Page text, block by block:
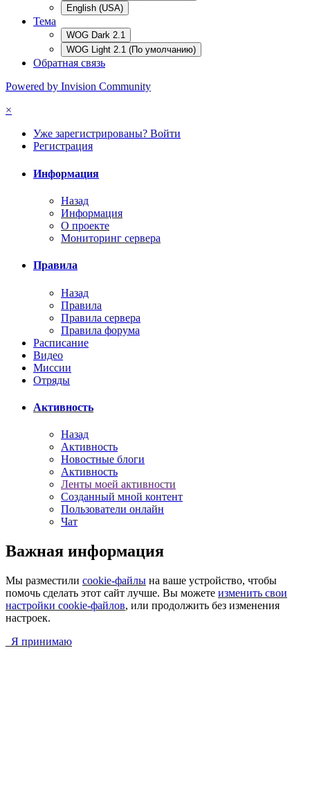
English (USA)
Тема
WOG Dark 2.1
WOG Light 2.1 (По умолчанию)
Обратная связь
Powered by Invision Community
×
Уже зарегистрированы? Войти
Регистрация
Информация
Назад
Информация
О проекте
Мониторинг сервера
Правила
Назад
Правила
Правила сервера
Правила форума
Расписание
Видео
Миссии
Отряды
Активность
Назад
Активность
Новостные блоги
Активность
Ленты моей активности
Созданный мной контент
Пользователи онлайн
Чат
Важная информация
Мы разместили cookie-файлы на ваше устройство, чтобы
помочь сделать этот сайт лучше. Вы можете изменить свои
настройки cookie-файлов, или продолжить без изменения
настроек.
Я принимаю